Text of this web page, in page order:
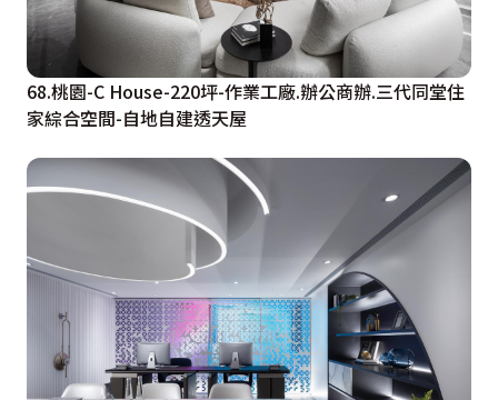
68.桃園-C House-220坪-作業工廠.辦公商辦.三代同堂住
家綜合空間-自地自建透天屋